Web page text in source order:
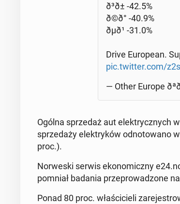
ð³ð± -42.5%
ð©ð° -40.9%
ðµð¹ -31.0%
Drive Eu­ro­pe­an.
pic.twitter.com/
— Other Europe
Ogólna sprze­daż aut elek­trycz­nych
sprze­da­ży elek­try­ków od­no­to­wa­no
proc.).
Nor­we­ski serwis eko­no­micz­ny
po­mniał badania prze­pro­wa­dzo­ne
Ponad 80 proc. wła­ści­cie­li